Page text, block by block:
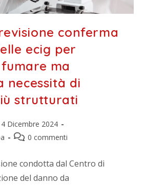
conferma
ecig per
ma
necessità di
strutturati
4 Dicembre 2024
0 commenti
condotta dal Centro di
del danno da